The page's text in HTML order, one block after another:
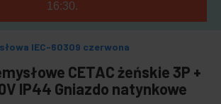
16:30.
IEC-60309 czerwona
CETAC żeńskie 3P +
IP44 Gniazdo natynkowe